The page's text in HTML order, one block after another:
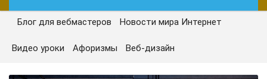
ГЛАВНАЯ
СЕГОДНЯ
Блог для вебмастеров Новости мира Интернет
Видео уроки Афоризмы Веб-дизайн